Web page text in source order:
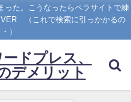
った。こうなったらペラサイトで練
（これで検索に引っかかるの
）
ドプレス、
デメリット